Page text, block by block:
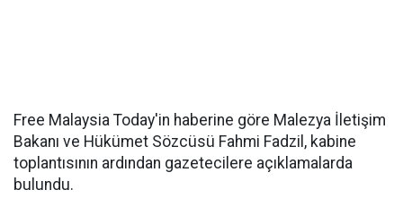
Free Malaysia Today'in haberine göre Malezya İletişim
Bakanı ve Hükümet Sözcüsü Fahmi Fadzil, kabine
toplantısının ardından gazetecilere açıklamalarda
bulundu.